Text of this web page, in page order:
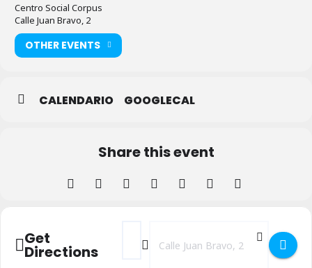
Centro Social Corpus
Calle Juan Bravo, 2
OTHER EVENTS
CALENDARIO GOOGLECAL
Share this event
Get
Directions
Address - Exposición Rincones en el
Destination Address - Exposición